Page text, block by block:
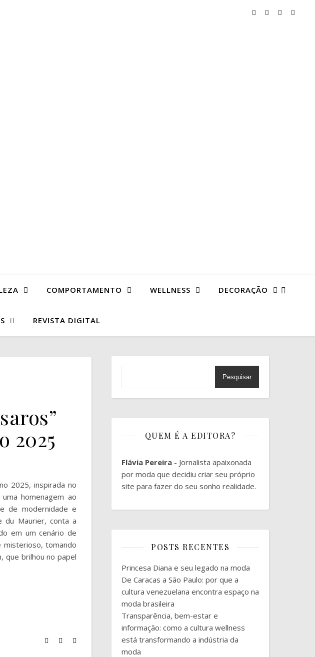
COMPORTAMENTO WELLNESS DECORAÇÃO
REVISTA DIGITAL
2025
2025, inspirada no
homenagem ao
de modernidade e
du Maurier, conta a
em um cenário de
misterioso, tomando
que brilhou no papel
Pesquisar
QUEM É A EDITORA?
Flávia Pereira - Jornalista apaixonada
por moda que decidiu criar seu próprio
site para fazer do seu sonho realidade.
POSTS RECENTES
Princesa Diana e seu legado na moda
De Caracas a São Paulo: por que a
cultura venezuelana encontra espaço na
moda brasileira
Transparência, bem-estar e
informação: como a cultura wellness
está transformando a indústria da
moda